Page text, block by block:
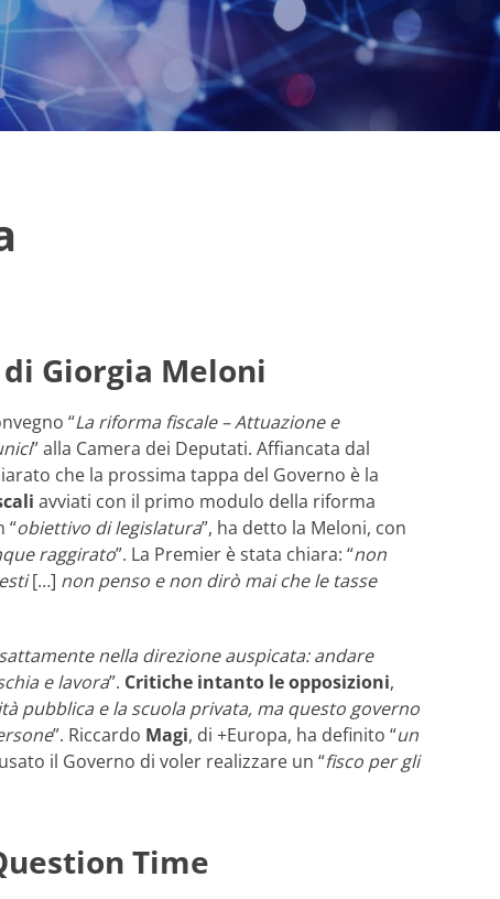
Giorgia Meloni
“La riforma fiscale – Attuazione e
” alla Camera dei Deputati. Affiancata dal
che la prossima tappa del Governo è la
avviati con il primo modulo della riforma
“obiettivo di legislatura”, ha detto la Meloni, con
raggirato”. La Premier è stata chiara: “non
[…] non penso e non dirò mai che le tasse
nella direzione auspicata: andare
e lavora”. Critiche intanto le opposizioni,
pubblica e la scuola privata, ma questo governo
”. Riccardo Magi, di +Europa, ha definito “un
il Governo di voler realizzare un “fisco per gli
Time